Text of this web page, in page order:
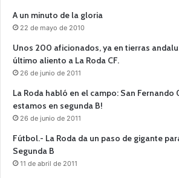
A un minuto de la gloria
22 de mayo de 2010
Unos 200 aficionados, ya en tierras
último aliento a La Roda CF.
26 de junio de 2011
La Roda habló en el campo: San Fernando 0
estamos en segunda B!
26 de junio de 2011
Fútbol.- La Roda da un paso de gigante
Segunda B
11 de abril de 2011